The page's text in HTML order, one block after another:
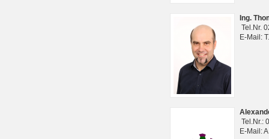
Ing.
Tel.Nr.
E-Mail:
Tel.Nr.:
E-Mail: